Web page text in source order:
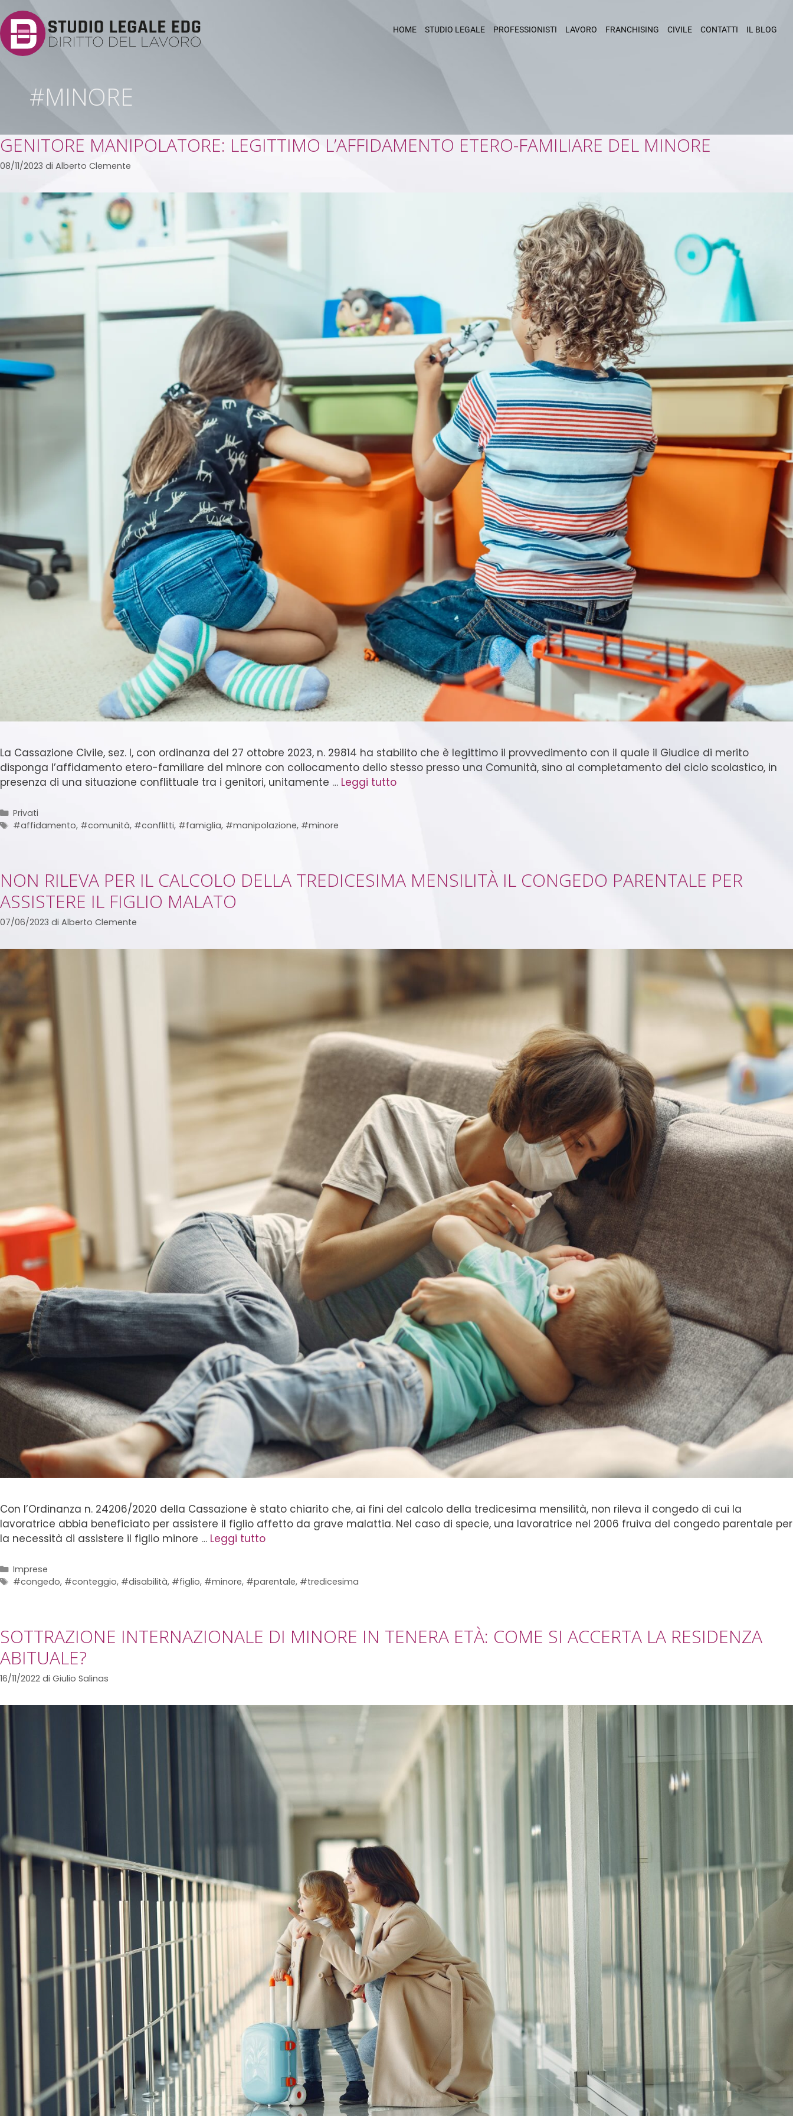
HOME STUDIO LEGALE PROFESSIONISTI LAVORO FRANCHISING CIVILE CONTATTI IL BLOG
#MINORE
GENITORE MANIPOLATORE: LEGITTIMO L’AFFIDAMENTO ETERO-FAMILIARE DEL MINORE
08/11/2023 di Alberto Clemente
La Cassazione Civile, sez. I, con ordinanza del 27 ottobre 2023, n. 29814 ha stabilito che è legittimo il provvedimento con il quale il Giudice di merito
disponga l’affidamento etero-familiare del minore con collocamento dello stesso presso una Comunità, sino al completamento del ciclo scolastico, in
presenza di una situazione conflittuale tra i genitori, unitamente … Leggi tutto
Privati
#affidamento, #comunità, #conflitti, #famiglia, #manipolazione, #minore
NON RILEVA PER IL CALCOLO DELLA TREDICESIMA MENSILITÀ IL CONGEDO PARENTALE PER
ASSISTERE IL FIGLIO MALATO
07/06/2023 di Alberto Clemente
Con l’Ordinanza n. 24206/2020 della Cassazione è stato chiarito che, ai fini del calcolo della tredicesima mensilità, non rileva il congedo di cui la
lavoratrice abbia beneficiato per assistere il figlio affetto da grave malattia. Nel caso di specie, una lavoratrice nel 2006 fruiva del congedo parentale per
la necessità di assistere il figlio minore … Leggi tutto
Imprese
#congedo, #conteggio, #disabilità, #figlio, #minore, #parentale, #tredicesima
SOTTRAZIONE INTERNAZIONALE DI MINORE IN TENERA ETÀ: COME SI ACCERTA LA RESIDENZA
ABITUALE?
16/11/2022 di Giulio Salinas